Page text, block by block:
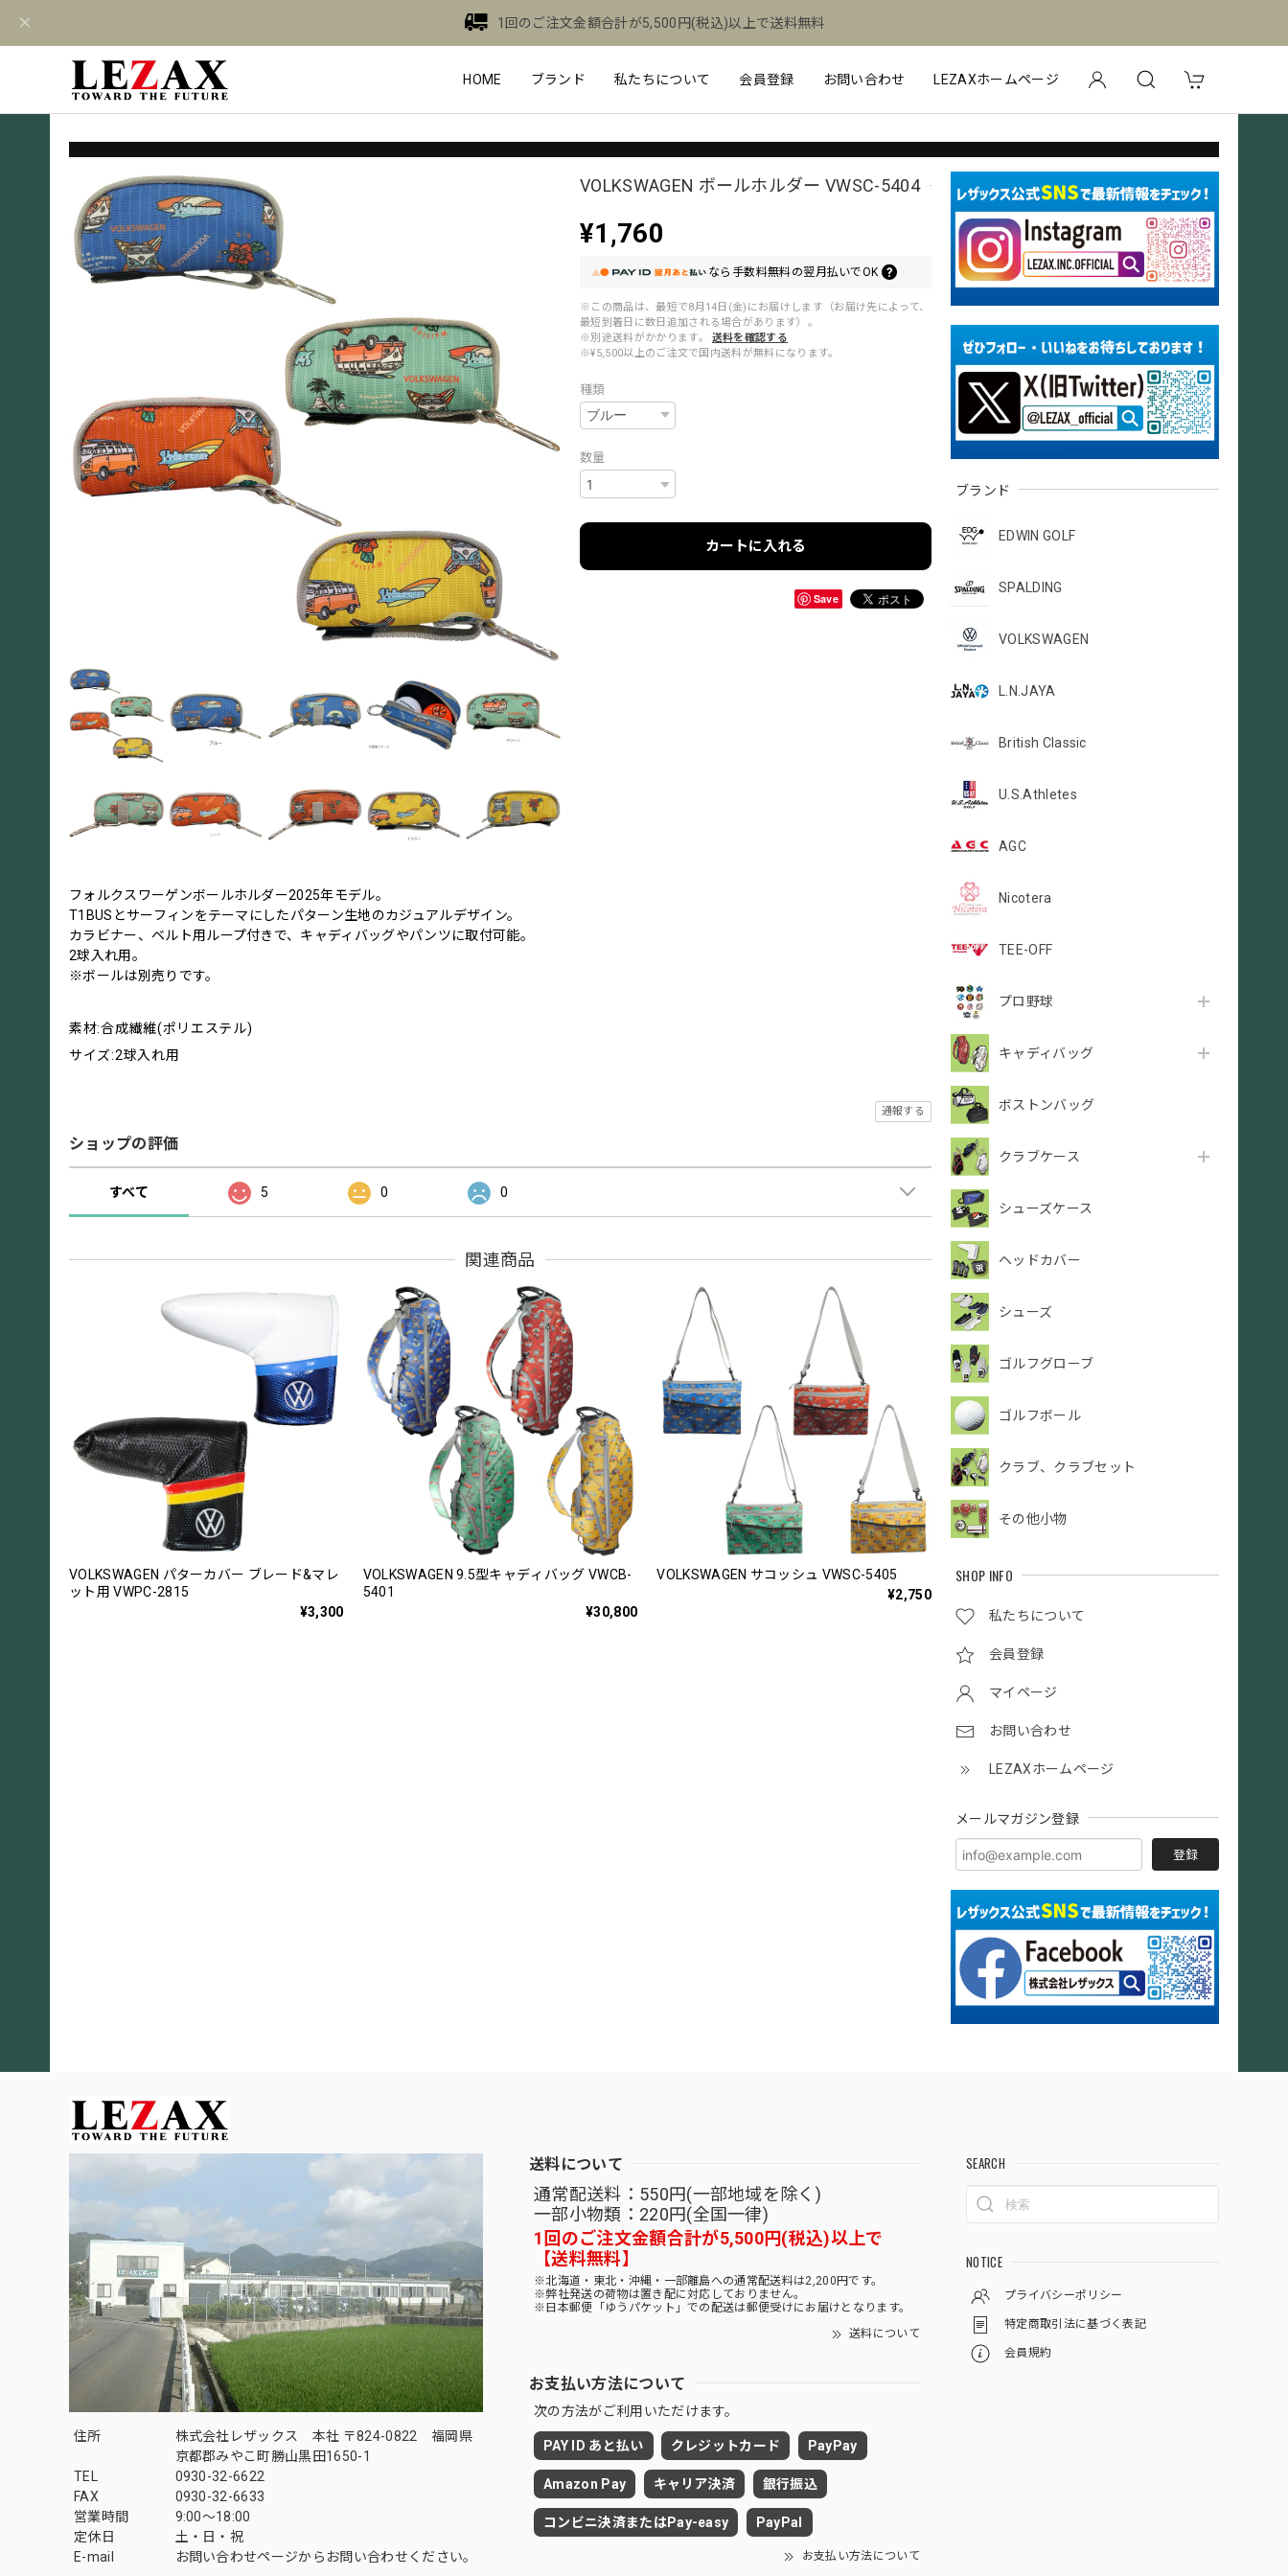
1回のご注文金額合計が5,500円(税込)以上で送料無料
HOME ブランド 私たちについて 会員登録 お問い合わせ LEZAXホームページ
ブランド
EDWIN GOLF
SPALDING
VOLKSWAGEN
L.N.JAYA
British Classic
U.S.Athletes
AGC
Nicotera
TEE-OFF
プロ野球
キャディバッグ
ボストンバッグ
クラブケース
シューズケース
ヘッドカバー
シューズ
ゴルフグローブ
ゴルフボール
クラブ、クラブセット
その他小物
SHOP INFO
私たちについて
会員登録
マイページ
お問い合わせ
LEZAXホームページ
メールマガジン登録
登録
VOLKSWAGEN ボールホルダー VWSC-5404
¥1,760
なら 手数料無料の翌月払いでOK
※この商品は、最短で8月14日(金)にお届けします（お届け先によって、
最短到着日に数日追加される場合があります）。
※別途送料がかかります。
送料を確認する
※¥5,500以上のご注文で国内送料が無料になります。
種類
数量
カートに入れる
Save
フォルクスワーゲンボールホルダー2025年モデル。
T1BUSとサーフィンをテーマにしたパターン生地のカジュアルデザイン。
カラビナー、ベルト用ループ付きで、キャディバッグやパンツに取付可能。
2球入れ用。
※ボールは別売りです。
素材:合成繊維(ポリエステル)
サイズ:2球入れ用
通報する
ショップの評価
すべて 5 0 0
関連商品
VOLKSWAGEN パターカバー ブレード&マレ
ット用 VWPC-2815
¥3,300
VOLKSWAGEN 9.5型キャディバッグ VWCB-
5401
¥30,800
VOLKSWAGEN サコッシュ VWSC-5405
¥2,750
住所
株式会社レザックス 本社 〒824-0822 福岡県
京都郡みやこ町勝山黒田1650-1
TEL
0930-32-6622
FAX
0930-32-6633
営業時間
9:00〜18:00
定休日
土・日・祝
E-mail
お問い合わせページからお問い合わせください。
送料について
通常配送料：550円(一部地域を除く)
一部小物類：220円(全国一律)
1回のご注文金額合計が5,500円(税込)以上で
【送料無料】
※北海道・東北・沖縄・一部離島への通常配送料は2,200円です。
※弊社発送の荷物は置き配に対応しておりません。
※日本郵便「ゆうパケット」での配送は郵便受けにお届けとなります。
送料について
お支払い方法について
次の方法がご利用いただけます。
PAY ID あと払い クレジットカード PayPay
Amazon Pay キャリア決済 銀行振込
コンビニ決済またはPay-easy PayPal
お支払い方法について
SEARCH
NOTICE
プライバシーポリシー
特定商取引法に基づく表記
会員規約